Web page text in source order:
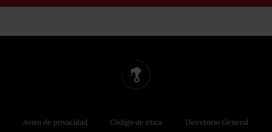
Aviso de privacidad Código de ética Directorio General